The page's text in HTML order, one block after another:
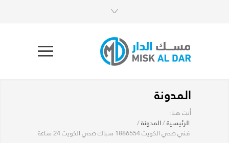
المدونة
أنت هنا:
الرئيسية/المدونة/
فني صحي الكويت 1886554 سباك صحي الكويت 24 ساعة